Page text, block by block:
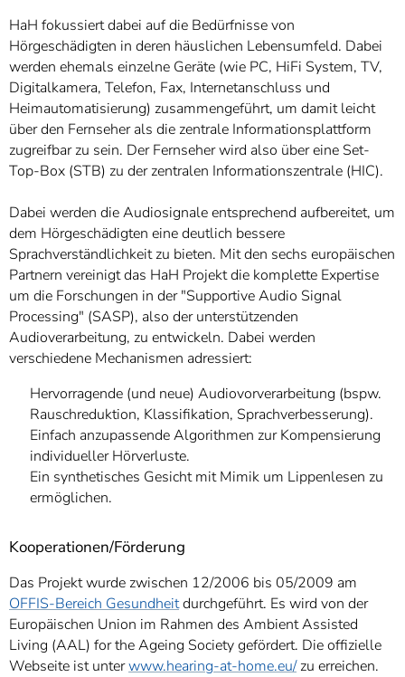
HaH fokussiert dabei auf die Bedürfnisse von
Hörgeschädigten in deren häuslichen Lebensumfeld. Dabei
werden ehemals einzelne Geräte (wie PC, HiFi System, TV,
Digitalkamera, Telefon, Fax, Internetanschluss und
Heimautomatisierung) zusammengeführt, um damit leicht
über den Fernseher als die zentrale Informationsplattform
zugreifbar zu sein. Der Fernseher wird also über eine Set-
Top-Box (STB) zu der zentralen Informationszentrale (HIC).
Dabei werden die Audiosignale entsprechend aufbereitet, um
dem Hörgeschädigten eine deutlich bessere
Sprachverständlichkeit zu bieten. Mit den sechs europäischen
Partnern vereinigt das HaH Projekt die komplette Expertise
um die Forschungen in der "Supportive Audio Signal
Processing" (SASP), also der unterstützenden
Audioverarbeitung, zu entwickeln. Dabei werden
verschiedene Mechanismen adressiert:
Hervorragende (und neue) Audiovorverarbeitung (bspw.
Rauschreduktion, Klassifikation, Sprachverbesserung).
Einfach anzupassende Algorithmen zur Kompensierung
individueller Hörverluste.
Ein synthetisches Gesicht mit Mimik um Lippenlesen zu
ermöglichen.
Kooperationen/Förderung
Das Projekt wurde zwischen 12/2006 bis 05/2009 am
OFFIS-Bereich Gesundheitdurchgeführt. Es wird von der
Europäischen Union im Rahmen des Ambient Assisted
Living (AAL) for the Ageing Society gefördert. Die offizielle
Webseite ist unterwww.hearing-at-home.eu/zu erreichen.